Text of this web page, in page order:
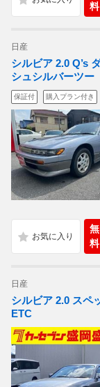
料
日産
シルビア 2.0 Q’s
シュシルバーツー
保証付 購入プラン付き
無
料
日産
シルビア 2.0 ス
ETC